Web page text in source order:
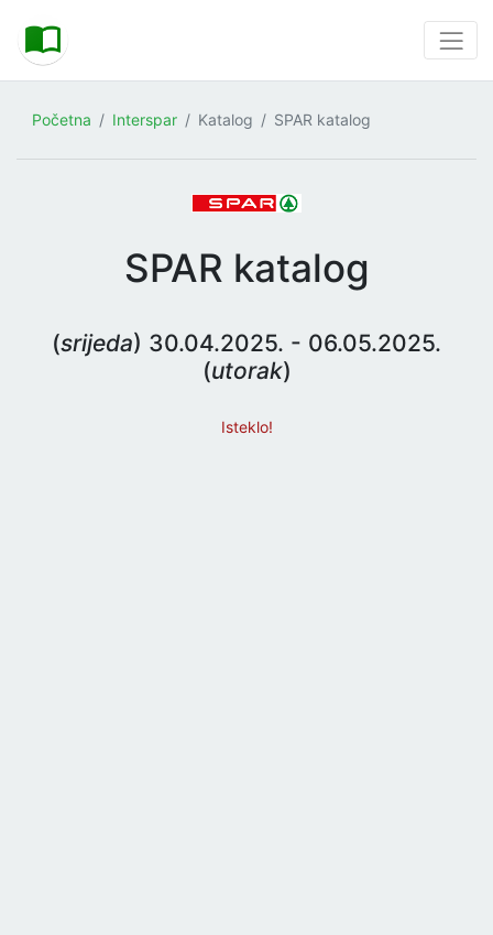
Početna Interspar Katalog SPAR katalog
SPAR katalog
(srijeda) 30.04.2025. - 06.05.2025.
(utorak)
Isteklo!